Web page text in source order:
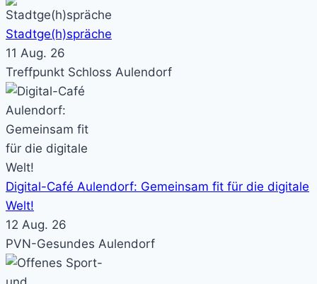
Stadtge(h)spräche
11 Aug. 26
Treffpunkt Schloss Aulendorf
Digital-Café Aulendorf: Gemeinsam fit für die digitale
Welt!
12 Aug. 26
PVN-Gesundes Aulendorf